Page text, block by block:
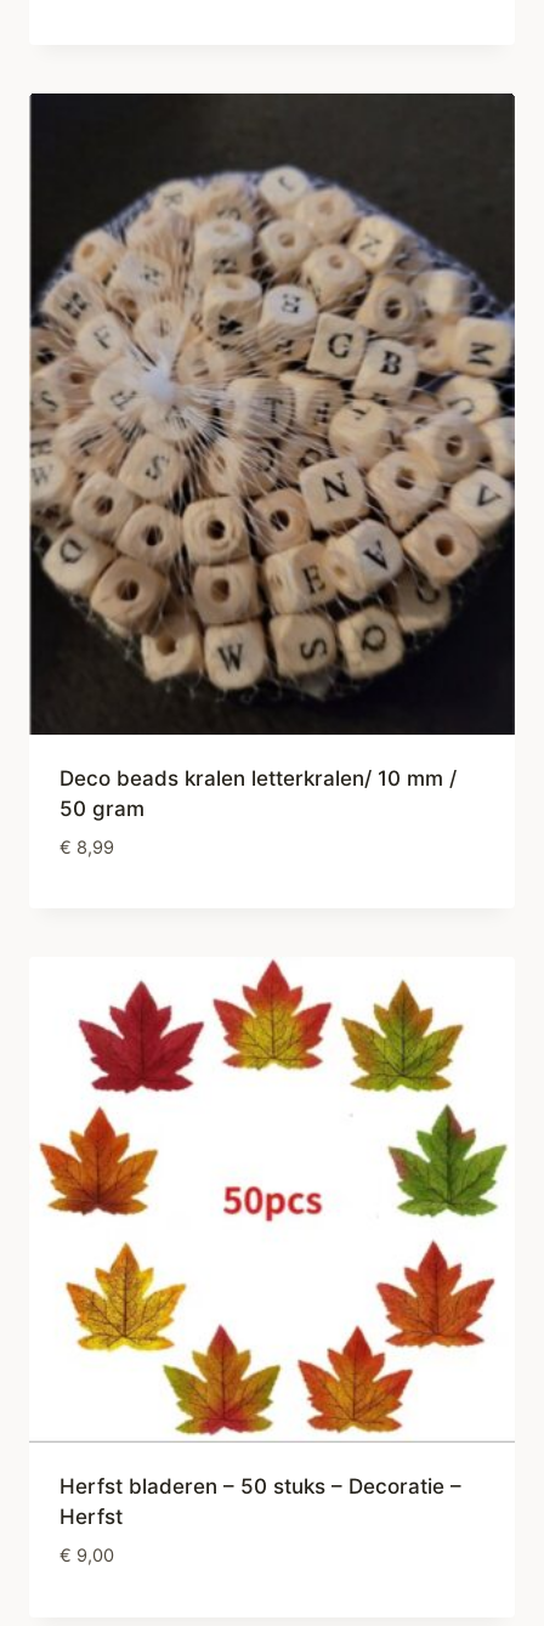
Deco beads kralen letterkralen/ 10 mm /
50 gram
€ 8,99
Herfst bladeren – 50 stuks – Decoratie –
Herfst
€ 9,00